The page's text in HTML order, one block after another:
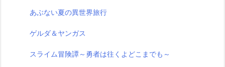
あぶない夏の異世界旅行
ゲルダ＆ヤンガス
スライム冒険譚～勇者は往くよどこまでも～